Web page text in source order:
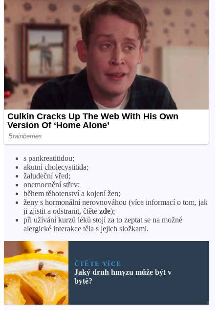
s pankreatitidou;
akutní cholecystitida;
žaludeční vřed;
onemocnění střev;
během těhotenství a kojení žen;
ženy s hormonální nerovnováhou (více informací o tom, jak
ji zjistit a odstranit, čtěte zde);
při užívání kurzů léků stojí za to zeptat se na možné
alergické interakce těla s jejich složkami.
ČTĚTE VÍCE
Jaký druh hmyzu může být v
bytě?